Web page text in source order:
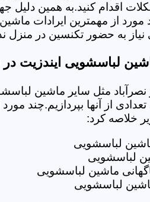
اقدام کنید.به همین دلیل
از مهمترین ایرادات
تکنسین در منزل نداشته باشید.
لباسشویی ایندزیت در
مثل سایر ماشین
از آنها بپردازیم.چند
خلاصه کرد:
لباسشویی
لباسشویی
ماشین لباسشویی
لباسشویی